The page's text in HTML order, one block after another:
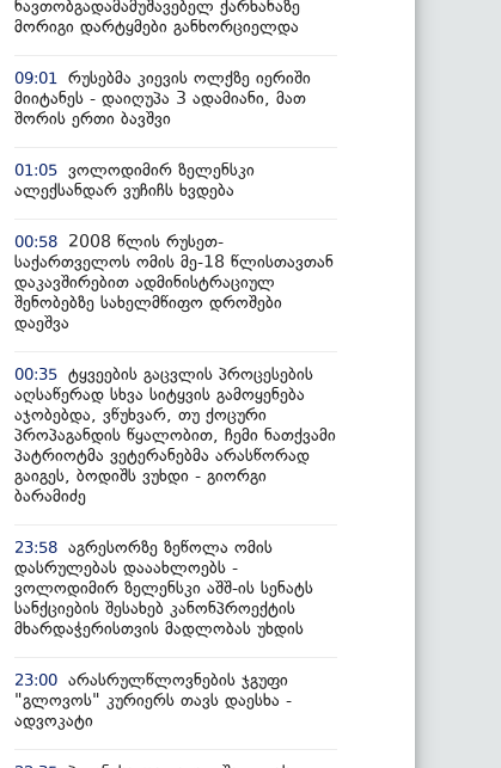
ნავთობგადამამუშავებელ ქარხანაზე
მორიგი დარტყმები განხორციელდა
09:01
რუსებმა კიევის ოლქზე იერიში
მიიტანეს - დაიღუპა 3 ადამიანი, მათ
შორის ერთი ბავშვი
01:05 ვოლოდიმირ ზელენსკი
ალექსანდარ ვუჩიჩს ხვდება
00:58
2008 წლის რუსეთ-
საქართველოს ომის მე-18 წლისთავთან
დაკავშირებით ადმინისტრაციულ
შენობებზე სახელმწიფო დროშები
დაეშვა
00:35 ტყვეების გაცვლის პროცესების
აღსაწერად სხვა სიტყვის გამოყენება
აჯობებდა, ვწუხვარ, თუ ქოცური
პროპაგანდის წყალობით, ჩემი ნათქვამი
პატრიოტმა ვეტერანებმა არასწორად
გაიგეს, ბოდიშს ვუხდი - გიორგი
ბარამიძე
23:58 აგრესორზე ზეწოლა ომის
დასრულებას დააახლოებს -
ვოლოდიმირ ზელენსკი აშშ-ის სენატს
სანქციების შესახებ კანონპროექტის
მხარდაჭერისთვის მადლობას უხდის
23:00 არასრულწლოვნების ჯგუფი
"გლოვოს" კურიერს თავს დაესხა -
ადვოკატი